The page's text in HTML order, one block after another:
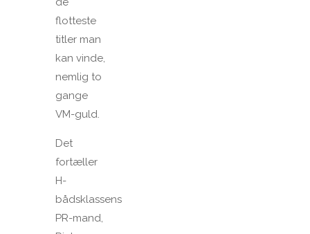
flotteste
titler man
kan vinde,
nemlig to
gange
VM-guld.
Det
fortæller
H-
bådsklassens
PR-mand,